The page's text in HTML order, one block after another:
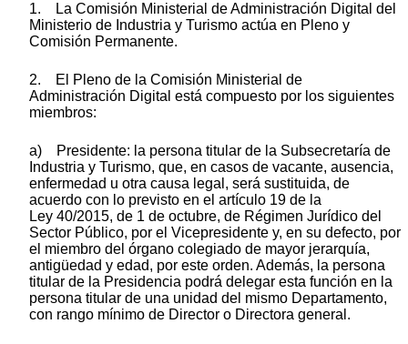
1. La Comisión Ministerial de Administración Digital del
Ministerio de Industria y Turismo actúa en Pleno y
Comisión Permanente.
2. El Pleno de la Comisión Ministerial de
Administración Digital está compuesto por los siguientes
miembros:
a) Presidente: la persona titular de la Subsecretaría de
Industria y Turismo, que, en casos de vacante, ausencia,
enfermedad u otra causa legal, será sustituida, de
acuerdo con lo previsto en el artículo 19 de la
Ley 40/2015, de 1 de octubre, de Régimen Jurídico del
Sector Público, por el Vicepresidente y, en su defecto, por
el miembro del órgano colegiado de mayor jerarquía,
antigüedad y edad, por este orden. Además, la persona
titular de la Presidencia podrá delegar esta función en la
persona titular de una unidad del mismo Departamento,
con rango mínimo de Director o Directora general.